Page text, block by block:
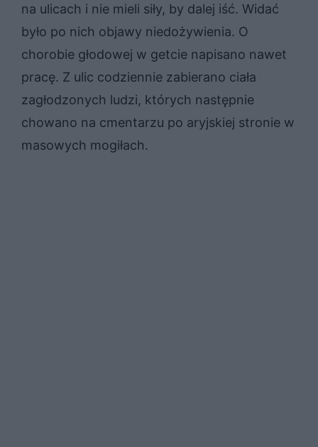
na ulicach i nie mieli siły, by dalej iść. Widać
było po nich objawy niedożywienia. O
chorobie głodowej w getcie napisano nawet
pracę. Z ulic codziennie zabierano ciała
zagłodzonych ludzi, których następnie
chowano na cmentarzu po aryjskiej stronie w
masowych mogiłach.